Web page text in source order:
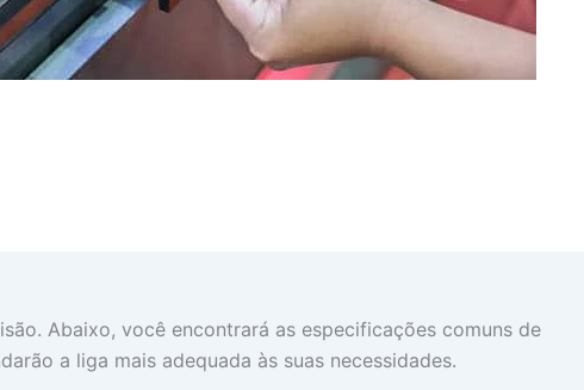
Abaixo, você encontrará as especificações comuns de
a liga mais adequada às suas necessidades.